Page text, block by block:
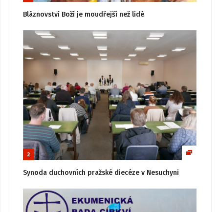
Bláznovství Boží je moudřejší než lidé
2
Synoda duchovních pražské diecéze v Nesuchyni